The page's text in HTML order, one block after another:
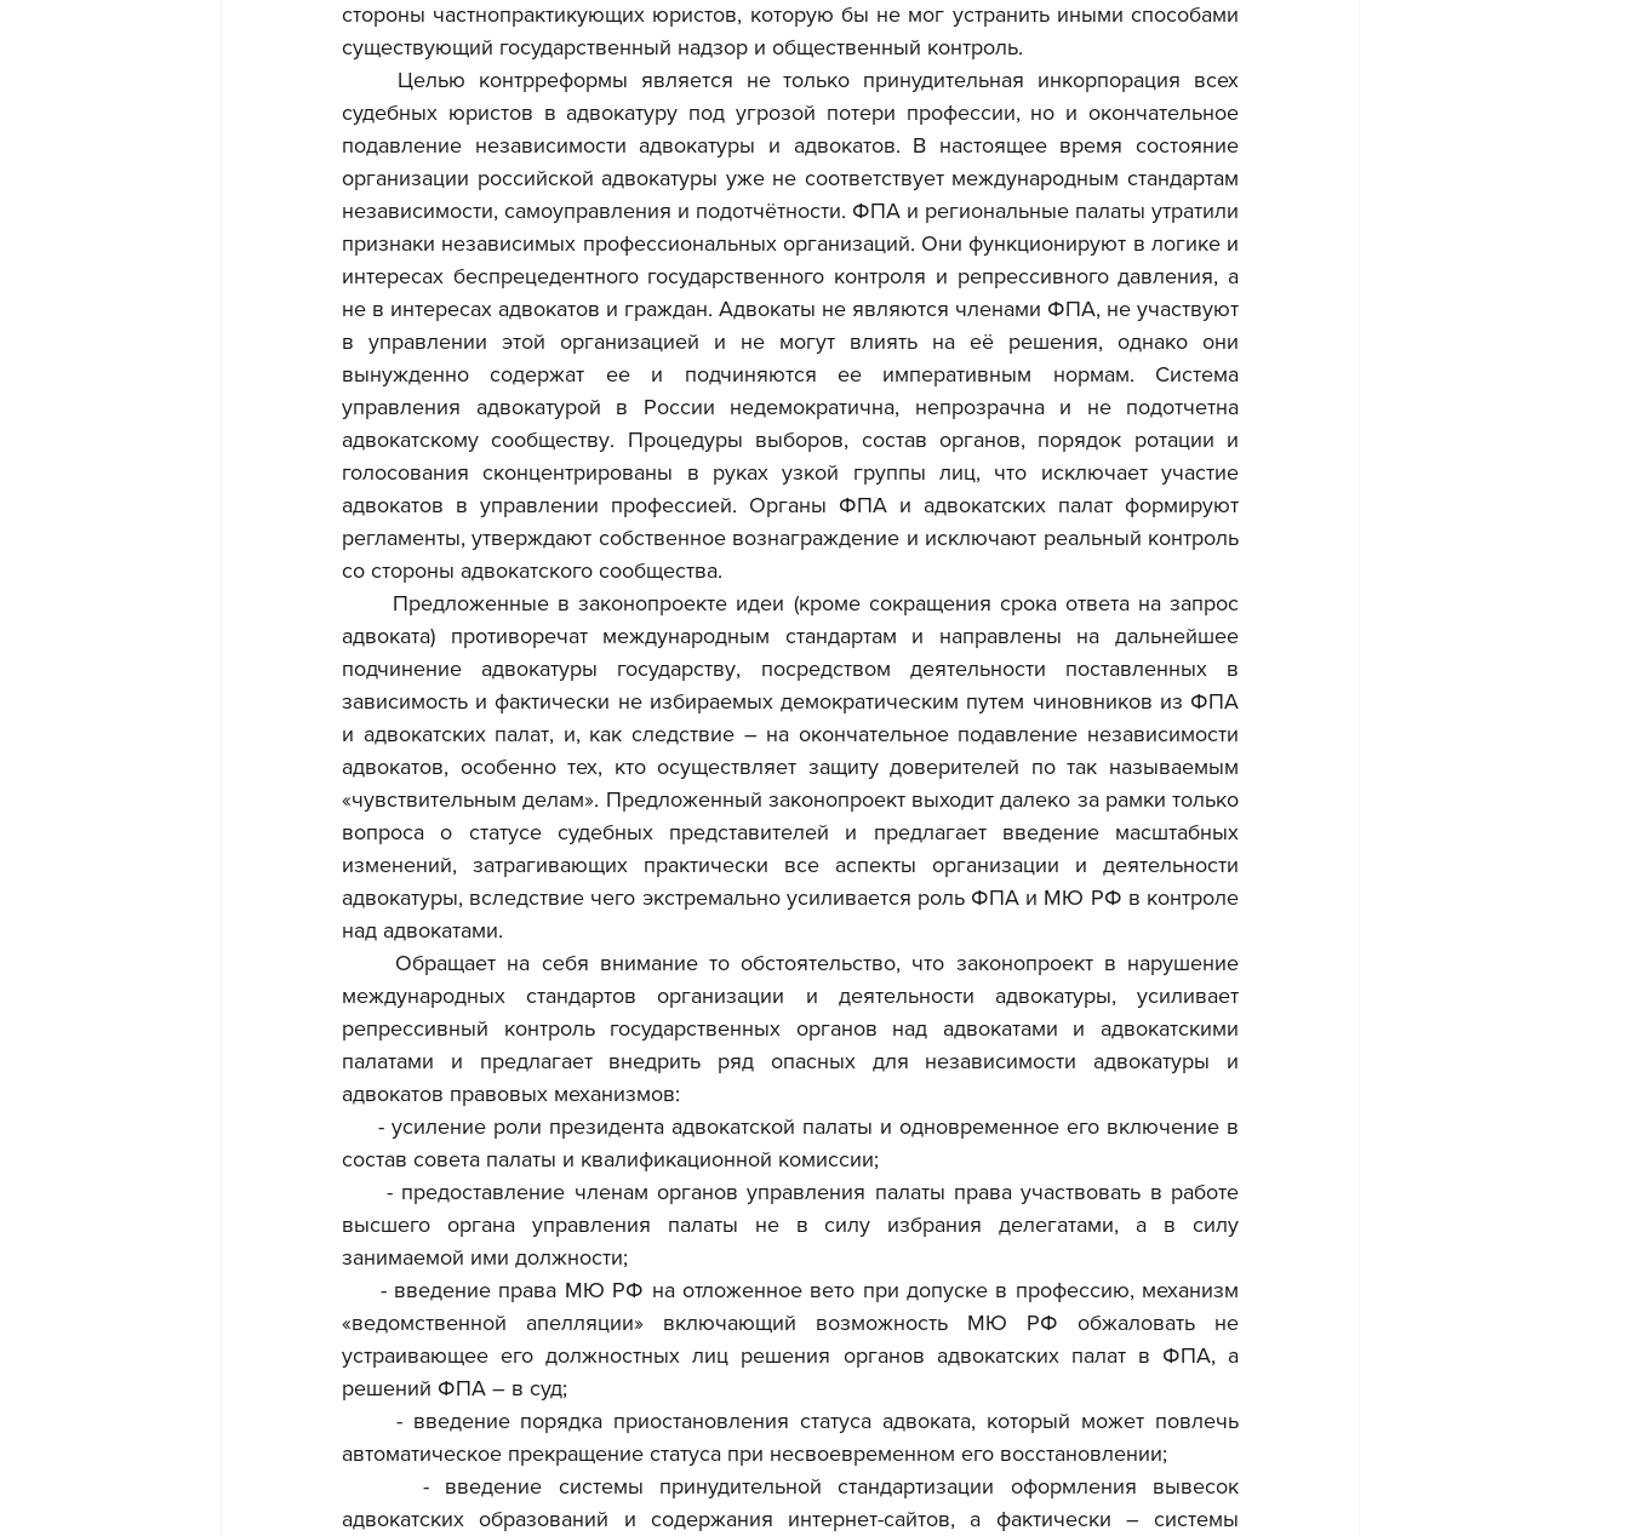
стороны частнопрактикующих юристов, которую бы не мог устранить иными способами
существующий государственный надзор и общественный контроль.
судебных юристов в адвокатуру под угрозой потери профессии, но и окончательное
подавление независимости адвокатуры и адвокатов. В настоящее время состояние
организации российской адвокатуры уже не соответствует международным стандартам
независимости, самоуправления и подотчётности. ФПА и региональные палаты утратили
признаки независимых профессиональных организаций. Они функционируют в логике и
интересах беспрецедентного государственного контроля и репрессивного давления, а
не в интересах адвокатов и граждан. Адвокаты не являются членами ФПА, не участвуют
в управлении этой организацией и не могут влиять на её решения, однако они
вынужденно содержат ее и подчиняются ее императивным нормам. Система
управления адвокатурой в России недемократична, непрозрачна и не подотчетна
адвокатскому сообществу. Процедуры выборов, состав органов, порядок ротации и
голосования сконцентрированы в руках узкой группы лиц, что исключает участие
адвокатов в управлении профессией. Органы ФПА и адвокатских палат формируют
регламенты, утверждают собственное вознаграждение и исключают реальный контроль
со стороны адвокатского сообщества.
адвоката) противоречат международным стандартам и направлены на дальнейшее
подчинение адвокатуры государству, посредством деятельности поставленных в
зависимость и фактически не избираемых демократическим путем чиновников из ФПА
и адвокатских палат, и, как следствие – на окончательное подавление независимости
адвокатов, особенно тех, кто осуществляет защиту доверителей по так называемым
«чувствительным делам». Предложенный законопроект выходит далеко за рамки только
вопроса о статусе судебных представителей и предлагает введение масштабных
изменений, затрагивающих практически все аспекты организации и деятельности
адвокатуры, вследствие чего экстремально усиливается роль ФПА и МЮ РФ в контроле
над адвокатами.
международных стандартов организации и деятельности адвокатуры, усиливает
репрессивный контроль государственных органов над адвокатами и адвокатскими
палатами и предлагает внедрить ряд опасных для независимости адвокатуры и
адвокатов правовых механизмов:
- усиление роли президента адвокатской палаты и одновременное его включение в
состав совета палаты и квалификационной комиссии;
- предоставление членам органов управления палаты права участвовать в работе
высшего органа управления палаты не в силу избрания делегатами, а в силу
занимаемой ими должности;
- введение права МЮ РФ на отложенное вето при допуске в профессию, механизм
«ведомственной апелляции» включающий возможность МЮ РФ обжаловать не
устраивающее его должностных лиц решения органов адвокатских палат в ФПА, а
решений ФПА – в суд;
- введение порядка приостановления статуса адвоката, который может повлечь
автоматическое прекращение статуса при несвоевременном его восстановлении;
- введение системы принудительной стандартизации оформления вывесок
адвокатских образований и содержания интернет-сайтов, а фактически – системы